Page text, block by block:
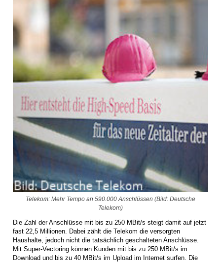
Telekom: Mehr Tempo an 590.000 Anschlüssen (Bild: Deutsche
Telekom)
Die Zahl der Anschlüsse mit bis zu 250 MBit/s steigt damit auf jetzt
fast 22,5 Millionen. Dabei zählt die Telekom die versorgten
Haushalte, jedoch nicht die tatsächlich geschalteten Anschlüsse.
Mit Super-Vectoring können Kunden mit bis zu 250 MBit/s im
Download und bis zu 40 MBit/s im Upload im Internet surfen. Die